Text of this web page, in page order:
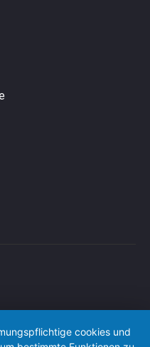
cookies und